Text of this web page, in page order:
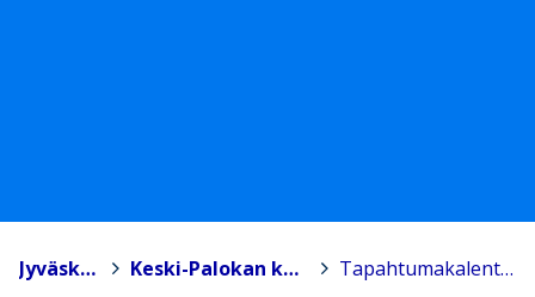
Jyväskylä > Keski-Palokan koulu > Tapahtumakalenteri